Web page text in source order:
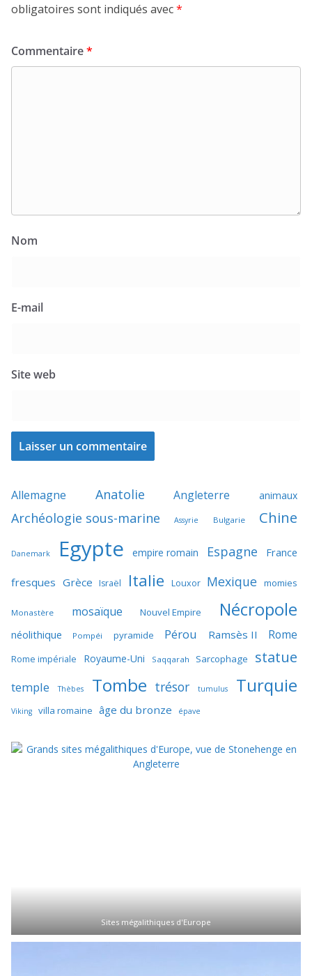
obligatoires sont indiqués avec*
Commentaire*
Nom
E-mail
Site web
Allemagne Anatolie Angleterre animaux
Archéologie sous-marine Assyrie Bulgarie Chine
Danemark Egypte empire romain Espagne France
fresques Grèce Israël Italie Louxor Mexique momies
Monastère mosaïque Nouvel Empire Nécropole
néolithique Pompéi pyramide Pérou Ramsès II Rome
Rome impériale Royaume-Uni Saqqarah Sarcophage statue
temple Thèbes Tombe trésor tumulus Turquie
Viking villa romaine âge du bronze épave
Sites mégalithiques d'Europe